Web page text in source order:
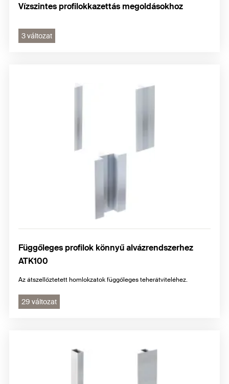
Vízszintes profilokkazettás megoldásokhoz
3 változat
Függőleges profilok könnyű alvázrendszerhez
ATK100
Az átszellőztetett homlokzatok függőleges teherátviteléhez.
29 változat